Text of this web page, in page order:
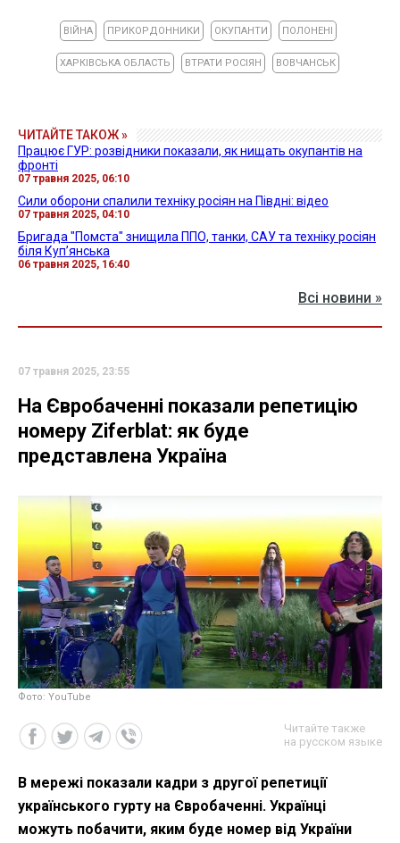
ВІЙНА ПРИКОРДОННИКИ ОКУПАНТИ ПОЛОНЕНІ
ХАРКІВСЬКА ОБЛАСТЬ ВТРАТИ РОСІЯН ВОВЧАНСЬК
ЧИТАЙТЕ ТАКОЖ »
Працює ГУР: розвідники показали, як нищать окупантів на
фронті
07 травня 2025, 06:10
Сили оборони спалили техніку росіян на Півдні: відео
07 травня 2025, 04:10
Бригада "Помста" знищила ППО, танки, САУ та техніку росіян
біля Куп’янська
06 травня 2025, 16:40
Всі новини »
07 травня 2025, 23:55
На Євробаченні показали репетицію
номеру Ziferblat: як буде
представлена Україна
Фото: YouTube
Читайте также
на русском языке
В мережі показали кадри з другої репетиції
українського гурту на Євробаченні. Українці
можуть побачити, яким буде номер від України